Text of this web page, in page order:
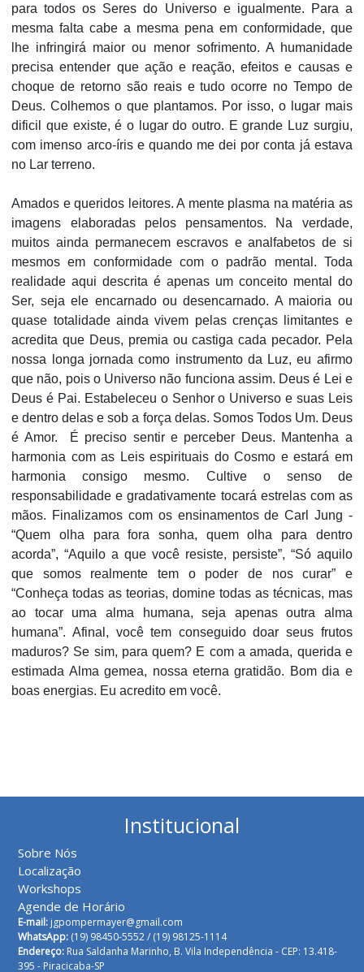
para todos os Seres do Universo e igualmente. Para a
mesma falta cabe a mesma pena em conformidade, que
lhe infringirá maior ou menor sofrimento. A humanidade
precisa entender que ação e reação, efeitos e causas e
choque de retorno são reais e tudo ocorre no Tempo de
Deus. Colhemos o que plantamos. Por isso, o lugar mais
dificil que existe, é o lugar do outro. E grande Luz surgiu,
com imenso arco-íris e quando me dei por conta já estava
no Lar terreno.
Amados e queridos leitores. A mente plasma na matéria as
imagens elaboradas pelos pensamentos. Na verdade,
muitos ainda permanecem escravos e analfabetos de si
mesmos em conformidade com o padrão mental. Toda
realidade aqui descrita é apenas um conceito mental do
Ser, seja ele encarnado ou desencarnado. A maioria ou
quase totalidade ainda vivem pelas crenças limitantes e
acredita que Deus, premia ou castiga cada pecador. Pela
nossa longa jornada como instrumento da Luz, eu afirmo
que não, pois o Universo não funciona assim. Deus é Lei e
Deus é Pai. Estabeleceu o Senhor o Universo e suas Leis
e dentro delas e sob a força delas. Somos Todos Um. Deus
é Amor. É preciso sentir e perceber Deus. Mantenha a
harmonia com as Leis espirituais do Cosmo e estará em
harmonia consigo mesmo. Cultive o senso de
responsabilidade e gradativamente tocará estrelas com as
mãos. Finalizamos com os ensinamentos de Carl Jung -
“Quem olha para fora sonha, quem olha para dentro
acorda”, “Aquilo a que você resiste, persiste”, “Só aquilo
que somos realmente tem o poder de nos curar” e
“Conheça todas as teorias, domine todas as técnicas, mas
ao tocar uma alma humana, seja apenas outra alma
humana”. Afinal, você tem conseguido doar seus frutos
maduros? Se sim, para quem? E com a amada, querida e
estimada Alma gemea, nossa eterna gratidão. Bom dia e
boas energias. Eu acredito em você.
Institucional
Sobre Nós
Localização
Workshops
Agende de Horário
E-mail: jgpompermayer@gmail.com
WhatsApp: (19) 98450-5552 / (19) 98125-1114
Endereço: Rua Saldanha Marinho, B. Vila Independência - CEP: 13.418-
395 - Piracicaba-SP